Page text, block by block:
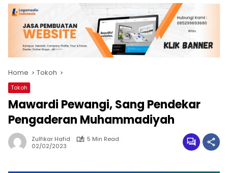
Home Tokoh
Tokoh
Mawardi Pewangi, Sang Pendekar
Pengaderan Muhammadiyah
Zulfikar Hafid
5 Min Read
02/02/2023